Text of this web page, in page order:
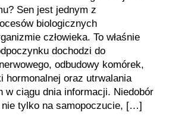
Sen jest jednym z
biologicznych
człowieka. To właśnie
dochodzi do
odbudowy komórek,
hormonalnej oraz utrwalania
w ciągu dnia informacji. Niedobór
nie tylko na samopoczucie, […]